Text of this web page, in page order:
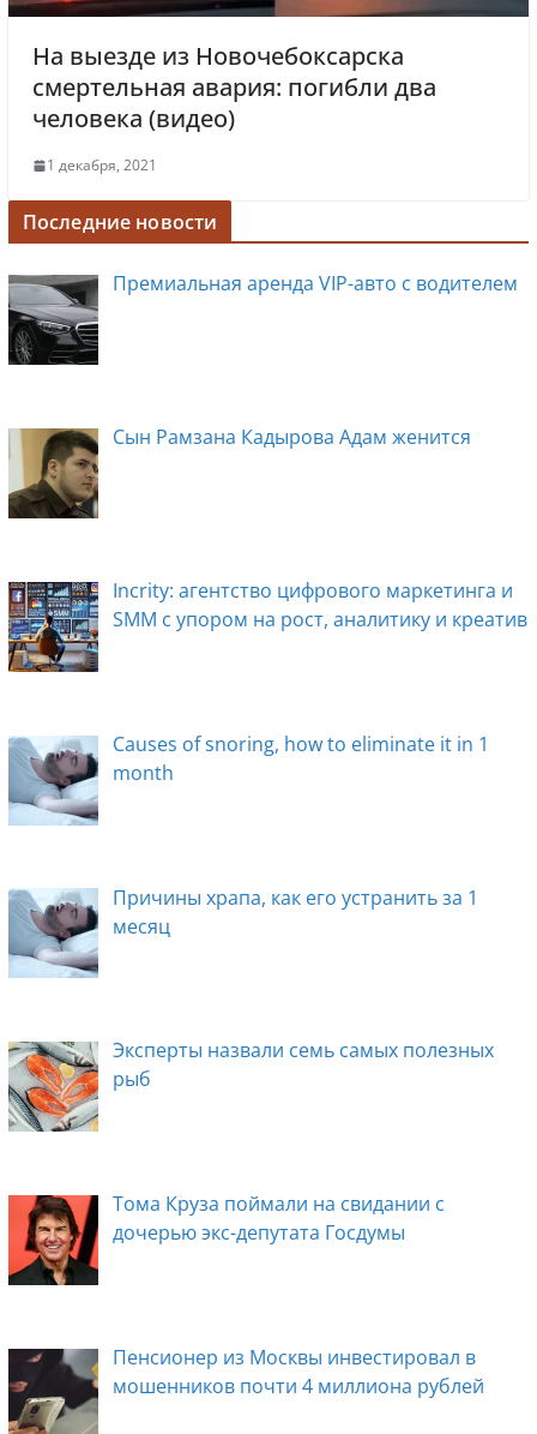
На выезде из Новочебоксарска
смертельная авария: погибли два
человека (видео)
1 декабря, 2021
Последние новости
Премиальная аренда VIP-авто с водителем
Сын Рамзана Кадырова Адам женится
Incrity: агентство цифрового маркетинга и
SMM с упором на рост, аналитику и креатив
Causes of snoring, how to eliminate it in 1
month
Причины храпа, как его устранить за 1
месяц
Эксперты назвали семь самых полезных
рыб
Тома Круза поймали на свидании с
дочерью экс-депутата Госдумы
Пенсионер из Москвы инвестировал в
мошенников почти 4 миллиона рублей